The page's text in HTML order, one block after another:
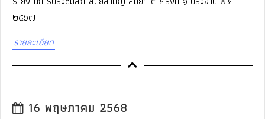
๒๕๖๗
รายละเอียด
16 พฤษภาคม 2568